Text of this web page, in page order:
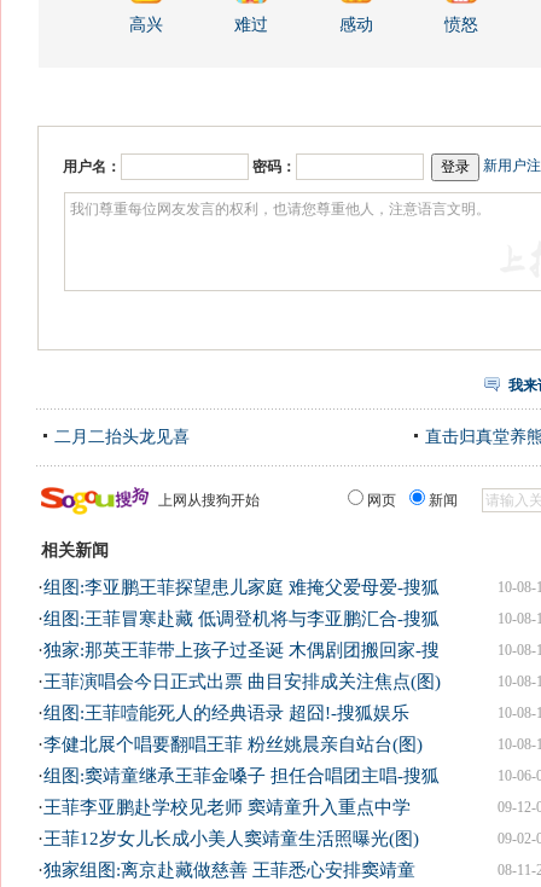
高兴 难过 感动 愤怒
用户名： 密码： 新用户
我来
二月二抬头龙见喜 直击归真堂养
上网从搜狗开始 网页 新闻
相关新闻
10-08-
·组图:李亚鹏王菲探望患儿家庭 难掩父爱母爱-搜狐
10-08-
·组图:王菲冒寒赴藏 低调登机将与李亚鹏汇合-搜狐
10-08-
·独家:那英王菲带上孩子过圣诞 木偶剧团搬回家-搜
10-08-
·王菲演唱会今日正式出票 曲目安排成关注焦点(图)
10-08-
·组图:王菲噎能死人的经典语录 超囧!-搜狐娱乐
10-08-
·李健北展个唱要翻唱王菲 粉丝姚晨亲自站台(图)
10-06-
·组图:窦靖童继承王菲金嗓子 担任合唱团主唱-搜狐
09-12-
·王菲李亚鹏赴学校见老师 窦靖童升入重点中学
09-02-
·王菲12岁女儿长成小美人窦靖童生活照曝光(图)
08-11-
·独家组图:离京赴藏做慈善 王菲悉心安排窦靖童